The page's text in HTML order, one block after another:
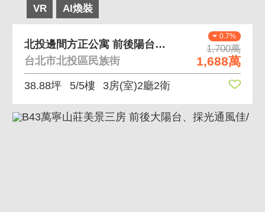
VR AI煥裝
0.7%
1,700萬
1,688萬
北投邊間方正公寓 前後陽台、天然瓦斯
台北市北投區民族街
38.88坪 5/5樓 3房(室)2廳2衛